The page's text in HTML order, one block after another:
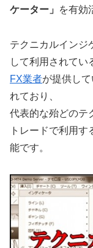
ケーター」
を有効
テクニカルインジ
して利用されてい
FX業者が提供し
れており、
代表的な殆どのテ
トレードで利用
能です。